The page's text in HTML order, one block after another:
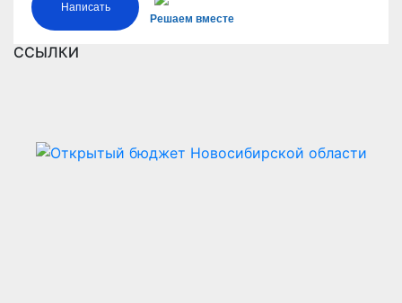
Написать
Решаем вместе
ССЫЛКИ